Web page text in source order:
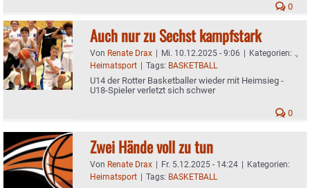
0
Auch nur zu Sechst kampfstark
Von Renate Drax | Mi. 10.12.2025 - 9:06 | Kategorien: .,
Heimatsport | Tags: BASKETBALL
U14 der Rotter Basketballer wieder mit Heimsieg -
U18-Spieler verletzt sich schwer
0
Zwei Hände voll zu tun
Von Renate Drax | Fr. 5.12.2025 - 14:24 | Kategorien:
Heimatsport | Tags: BASKETBALL